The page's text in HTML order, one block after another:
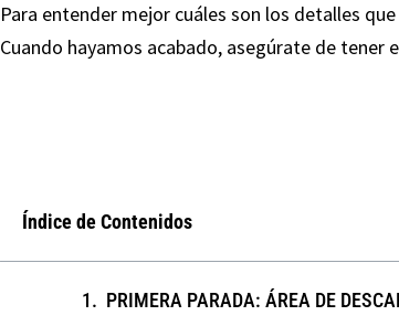
Para entender mejor cuáles son los detalles
Cuando hayamos acabado, asegúrate de
Índice de Contenidos
PRIMERA PARADA: ÁREA DE